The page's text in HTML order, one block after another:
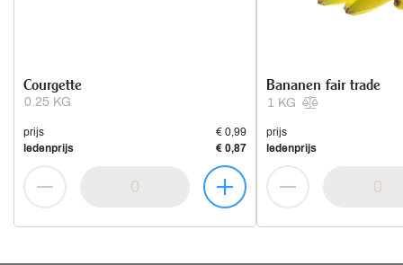
0.25 KG
Courgette
prijs
€ 0,99
ledenprijs
€ 0,87
1 KG
Bananen fair trade
prijs
ledenprijs